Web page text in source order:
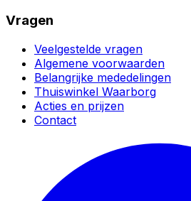
Vragen
Veelgestelde vragen
Algemene voorwaarden
Belangrijke mededelingen
Thuiswinkel Waarborg
Acties en prijzen
Contact